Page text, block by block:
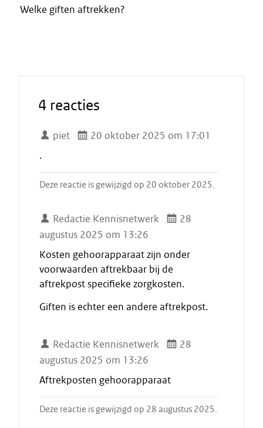
Welke giften aftrekken?
4 reacties
piet
20 oktober 2025 om 17:01
.
Deze reactie is gewijzigd op 20 oktober 2025.
Redactie Kennisnetwerk
28
augustus 2025 om 13:26
Kosten gehoorapparaat zijn onder
voorwaarden aftrekbaar bij de
aftrekpost specifieke zorgkosten.
Giften is echter een andere aftrekpost.
Redactie Kennisnetwerk
28
augustus 2025 om 13:26
Aftrekposten gehoorapparaat
Deze reactie is gewijzigd op 28 augustus 2025.